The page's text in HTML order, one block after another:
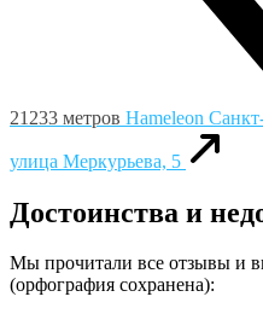
21233 метров Hameleon
улица Меркурьева, 5
Достоинства и
Мы прочитали все отзывы и
(орфография сохранена):